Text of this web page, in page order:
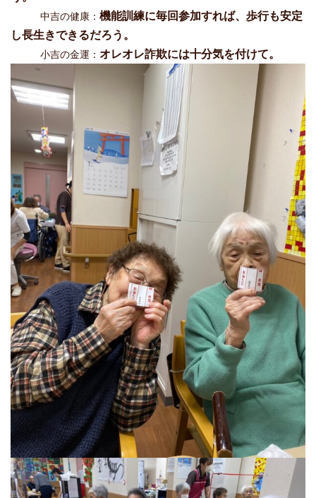
中吉の健康： 機能訓練に毎回参加すれば、歩行も安定
し長生きできるだろう。
小吉の金運： オレオレ詐欺には十分気を付けて。